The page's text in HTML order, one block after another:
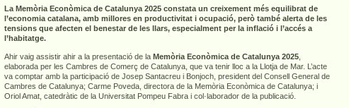
La Memòria Econòmica de Catalunya 2025 constata un creixement més equilibrat de
l’economia catalana, amb millores en productivitat i ocupació, però també alerta de les
tensions que afecten el benestar de les llars, especialment per la inflació i l’accés a
l’habitatge.
Ahir vaig assistir ahir a la presentació de la Memòria Econòmica de Catalunya 2025
elaborada per les Cambres de Comerç de Catalunya, que va tenir lloc a la Llotja de Mar. L’acte
va comptar amb la participació de Josep Santacreu i Bonjoch, president del Consell General de
Cambres de Catalunya; Carme Poveda, directora de la Memòria Econòmica de Catalunya; i
Oriol Amat, catedràtic de la Universitat Pompeu Fabra i col·laborador de la publicació.